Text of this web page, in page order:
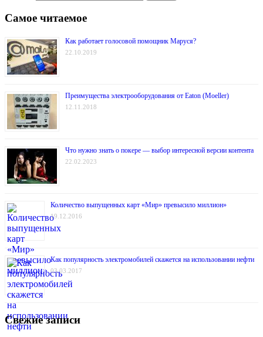
Самое читаемое
Как работает голосовой помощник Маруся?
22.10.2019
Преимущества электрооборудования от Eaton (Moeller)
12.11.2018
Что нужно знать о покере — выбор интересной версии контента
22.02.2023
Количество выпущенных карт «Мир» превысило миллион»
19.12.2016
Как популярность электромобилей скажется на использовании нефти
03.03.2017
Свежие записи